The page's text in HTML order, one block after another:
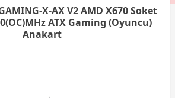
X-AX V2 AMD X670 Soket
ATX Gaming (Oyuncu)
Anakart